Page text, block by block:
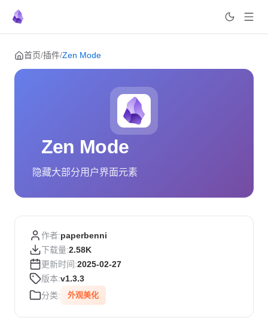
Skip to content
首页/插件/Zen Mode
Zen Mode
隐藏大部分用户界面元素
作者:paperbenni
下载量:2.58K
更新时间:2025-02-27
版本:v1.3.3
分类:
外观美化